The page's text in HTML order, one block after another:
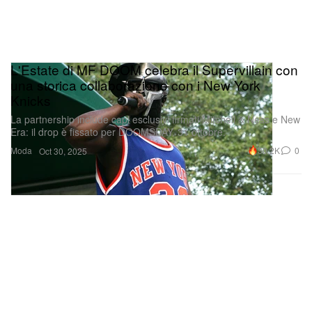
Moda
L'Estate di MF DOOM celebra il Supervillain con
una storica collaborazione con i New York
La partnership include capi esclusivi firmati Mitchell & Ness e New
Era: il drop è fissato per DOOMSDAY, 31 ottobre.
Oct 30, 2025 30.2K 0